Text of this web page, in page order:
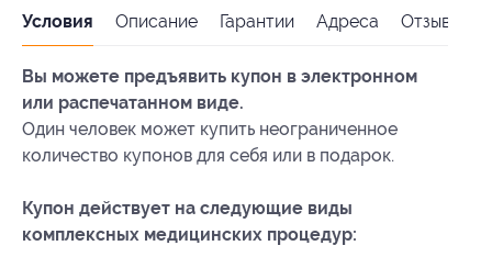
Условия Описание Гарантии Адреса Отзывы
Вы можете предъявить купон в электронном
или распечатанном виде.
Один человек может купить неограниченное
количество купонов для себя или в подарок.
Купон действует на следующие виды
комплексных медицинских процедур: